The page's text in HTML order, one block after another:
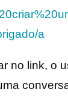
são
exemplo,
página